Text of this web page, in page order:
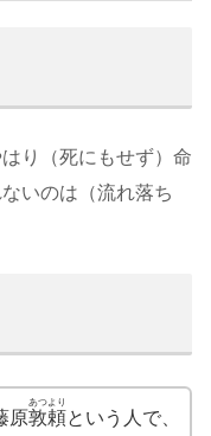
り（死にもせず）命
いのは（流れ落ち
原敦頼
あつより
という人で、